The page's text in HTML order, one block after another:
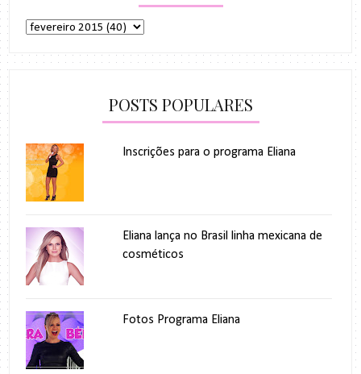
POSTS POPULARES
Inscrições para o programa Eliana
Eliana lança no Brasil linha mexicana de
cosméticos
Fotos Programa Eliana